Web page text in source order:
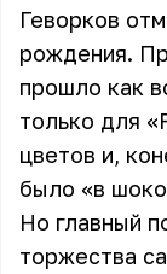
Геворков
рождения.
прошло как
только для
цветов и,
было «в
Но главный
торжества